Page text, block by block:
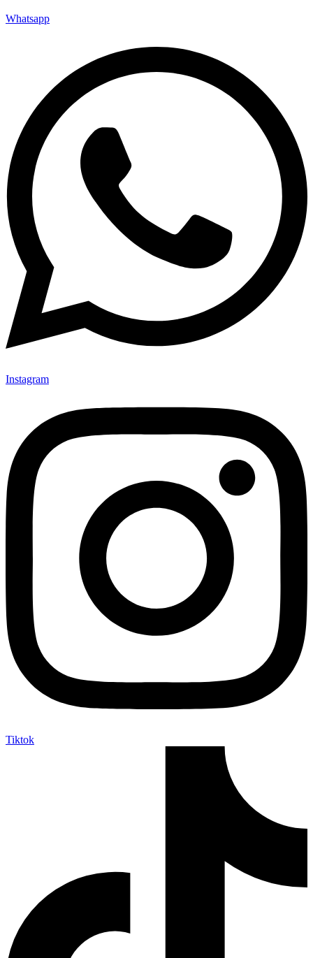
Whatsapp
Instagram
Tiktok